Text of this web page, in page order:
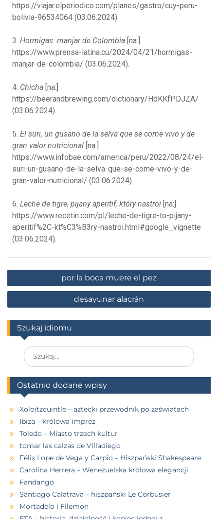
https://viajar.elperiodico.com/planes/gastro/cuy-peru-
bolivia-96534064 (03.06.2024).
3. Hormigas: manjar de Colombia [na:]
https://www.prensa-latina.cu/2024/04/21/hormigas-
manjar-de-colombia/ (03.06.2024).
4. Chicha [na:]
https://beerandbrewing.com/dictionary/HdKKfPDJZA/
(03.06.2024).
5. El suri, un gusano de la selva que se come vivo y de
gran valor nutricional [na:]
https://www.infobae.com/america/peru/2022/08/24/el-
suri-un-gusano-de-la-selva-que-se-come-vivo-y-de-
gran-valor-nutricional/ (03.06.2024).
6. Leche de tigre, pijany aperitif, który nastroi [na:]
https://www.recetin.com/pl/leche-de-tigre-to-pijany-
aperitif%2C-kt%C3%B3ry-nastroi.html#google_vignette
(03.06.2024).
por la boca muere el pez
desayunar alacrán
Szukaj idiomu
Ostatnio dodane wpisy
Xoloitzcuintle – aztecki przewodnik po zaświatach
Ibiza – królowa imprez
Toledo – Miasto trzech kultur
tomar las calzas de Villadiego
Félix Lope de Vega y Carpio – Hiszpański Shakespeare
Carolina Herrera – Wenezuelska królowa elegancji
Fandango
Santiago Calatrava – hiszpański Le Corbusier
Mortadelo i Filemon